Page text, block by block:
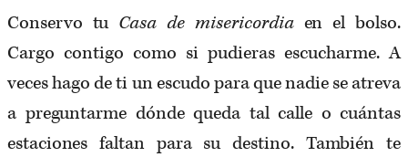
Conservo tu Casa de misericordiaen el bolso.
Cargo contigo como si pudieras escucharme. A
veces hago de ti un escudo para que nadie se atreva
a preguntarme dónde queda tal calle o cuántas
estaciones faltan para su destino. También te